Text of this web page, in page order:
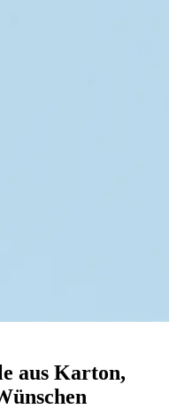
aus Karton,